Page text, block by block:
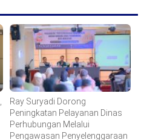
Ray Suryadi Dorong
Peningkatan Pelayanan Dinas
Perhubungan Melalui
Pengawasan Penyelenggaraan